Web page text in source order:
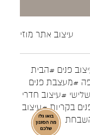
עיצוב אתר מוזי
פנים #הבית
#מעצבת פנים
#עיצוב חדרי
בקריות #עיצוב